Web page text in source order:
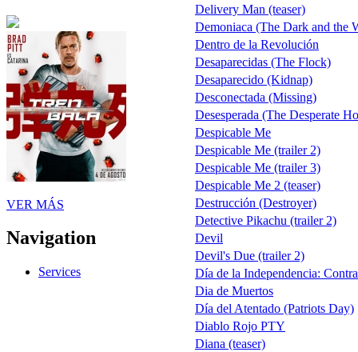
VER MÁS
Navigation
Services
Delivery Man (teaser)
Demoniaca (The Dark and the
Dentro de la Revolución
Desaparecidas (The Flock)
Desaparecido (Kidnap)
Desconectada (Missing)
Desesperada (The Desperate
Despicable Me
Despicable Me (trailer 2)
Despicable Me (trailer 3)
Despicable Me 2 (teaser)
Destrucción (Destroyer)
Detective Pikachu (trailer 2)
Devil
Devil's Due (trailer 2)
Día de la Independencia:
Dia de Muertos
Día del Atentado (Patriots Day)
Diablo Rojo PTY
Diana (teaser)